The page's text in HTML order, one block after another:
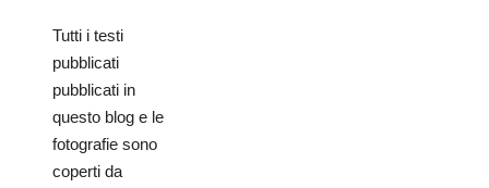
Tutti i testi
pubblicati
pubblicati in
questo blog e le
fotografie sono
coperti da